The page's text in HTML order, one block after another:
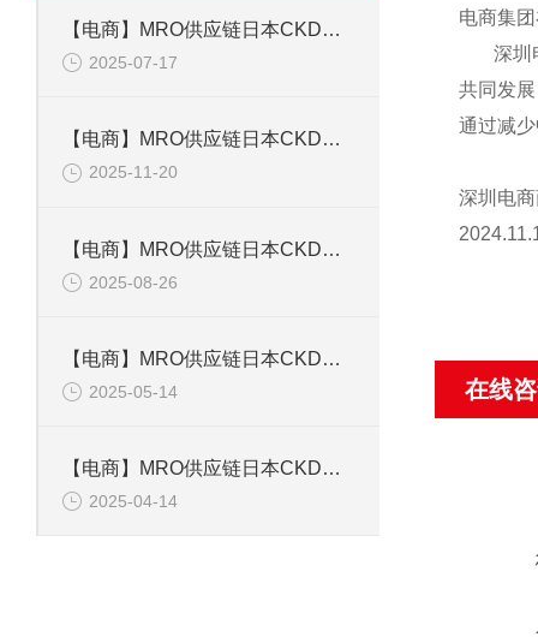
【电商】MRO供应链日本CKD喜开理 电磁阀发生器单元 VSXP-T466-3-D
2025-07-17
【电商】MRO供应链日本CKD喜开理电磁阀ADK 11-20A
2025-11-20
【电商】MRO供应链日本CKD喜开理 电磁AD11-8A-03A AC110V
2025-08-26
【电商】MRO供应链日本CKD喜开理 带导杆气缸 STLM-12150
2025-05-14
【电商】MRO供应链日本CKD喜开理 拉杆型气缸密封圈 SCG-50BK
2025-04-14
电商集
深圳电
共同发展
通过减
深圳电
在线